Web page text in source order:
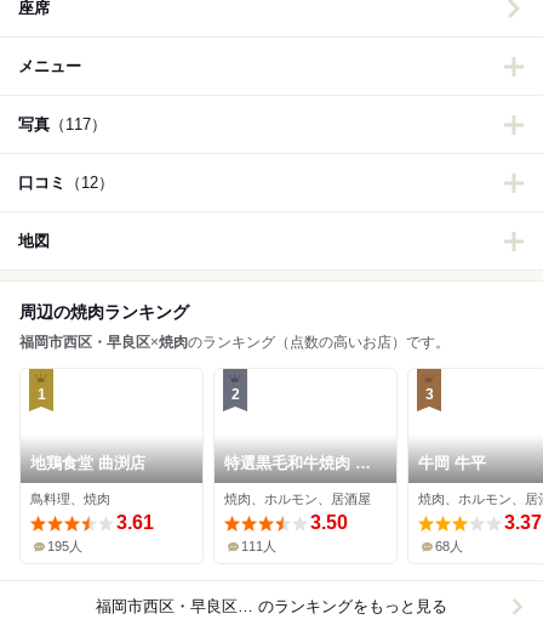
座席
メニュー
写真 （117）
口コミ （12）
地図
周辺の焼肉ランキング
福岡市西区・早良区×焼肉のランキング（点数の高いお店）です。
1
地鶏食堂 曲渕店
鳥料理、焼肉
3.61
195人
2
特選黒毛和牛焼肉 西
新初喜
焼肉、ホルモン、居酒屋
3.50
111人
3
牛岡 牛平
焼肉、ホルモン、居
3.37
68人
福岡市西区・早良区×焼肉 のランキングをもっと見る